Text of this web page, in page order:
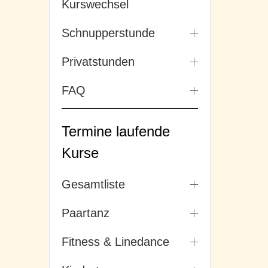
Kurswechsel
Schnupperstunde
Privatstunden
FAQ
Termine laufende
Kurse
Gesamtliste
Paartanz
Fitness & Linedance